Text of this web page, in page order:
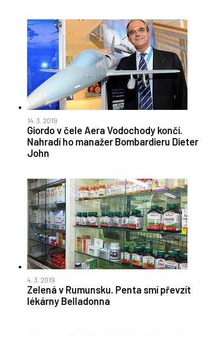
14. 3. 2019
Giordo v čele Aera Vodochody končí.
Nahradí ho manažer Bombardieru Dieter
John
4. 3. 2019
Zelená v Rumunsku. Penta smí převzít
lékárny Belladonna